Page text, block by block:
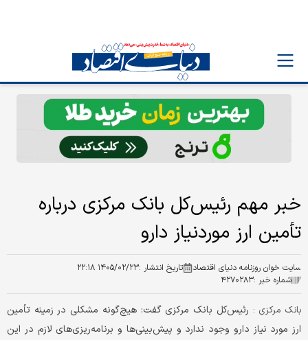
خبر مهم رئیس‌کل بانک مرکزی درباره
تأمین ارز موردنیاز دارو
سایت خوان روزنامه دنیای اقتصاد تاریخ انتشار :۱۴۰۵/۰۲/۲۳ ۲۲:۱۸
شماره خبر :۴۲۷۰۲۸۳
بانک مرکزی : رئیس‌کل بانک مرکزی گفت: هیچ‌گونه مشکلی در زمینه تأمین
ارز مورد نیاز دارو وجود ندارد و پیش‌بینی‌ها و برنامه‌ریزی‌های لازم در این